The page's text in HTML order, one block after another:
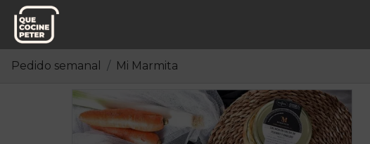
Pedido semanal Mi Marmita